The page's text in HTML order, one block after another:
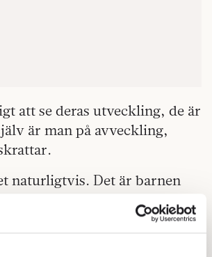
att se deras utveckling, de är
är man på avveckling,
naturligtvis. Det är barnen
äventyr, och vännerna och
Det är det det handlar
spela gitarr, åka bort, hälsa